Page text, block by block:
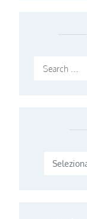
Search
Categorie